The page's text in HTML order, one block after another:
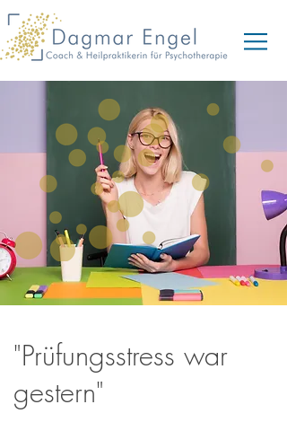
"Prüfungsstress war
gestern"